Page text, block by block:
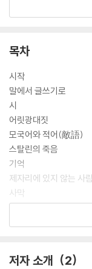
밀했던 기억을 열한 개
여준다. 소설가 백수린
목차
시작
말에서 글쓰기로
시
어릿광대짓
모국어와 적어(敵語)
스탈린의 죽음
기억
제자리에 있지 않는 사
사막
우리는 어떻게 작가가
저자 소개 2